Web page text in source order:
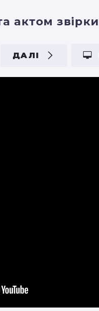
актом звірки
ДАЛІ